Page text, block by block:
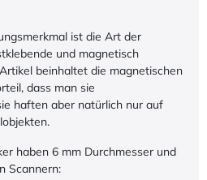
ist die Art der
und magnetisch
beinhaltet die magnetischen
dass man sie
haften aber natürlich nur auf
haben 6 mm Durchmesser und
Scannern: